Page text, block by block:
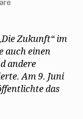
lädt
Juni
1939
zum
Tucholsky-
Zukunft“ im
auch einen
andere
Am 9. Juni
das